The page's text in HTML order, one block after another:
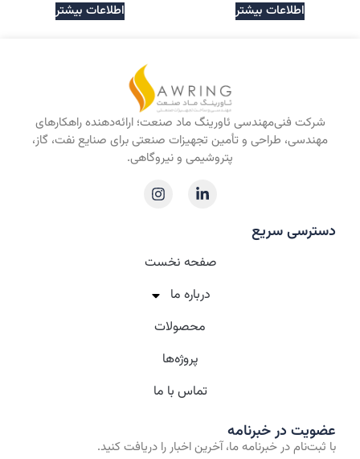
اطلاعات بیشتر
اطلاعات بیشتر
شرکت فنی‌مهندسی ئاورینگ ماد صنعت؛ ارائه‌دهنده راهکارهای
مهندسی، طراحی و تأمین تجهیزات صنعتی برای صنایع نفت، گاز،
پتروشیمی و نیروگاهی.
دسترسی سریع
صفحه نخست
درباره‌ ما
محصولات
پروژه‌ها
تماس با ما
عضویت در خبرنامه
با ثبت‌نام در خبرنامه ما، آخرین اخبار را دریافت کنید.